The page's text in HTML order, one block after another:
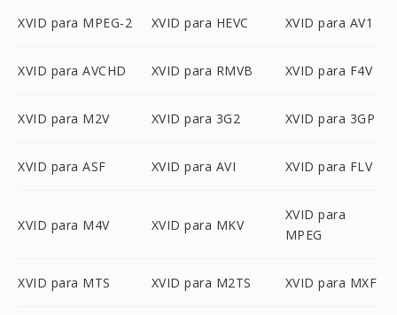
XVID para MPEG-2 XVID para HEVC XVID para AV1
XVID para AVCHD XVID para RMVB XVID para F4V
XVID para M2V XVID para 3G2 XVID para 3GP
XVID para ASF XVID para AVI XVID para FLV
XVID para M4V XVID para MKV
XVID para
MPEG
XVID para MTS XVID para M2TS XVID para MXF